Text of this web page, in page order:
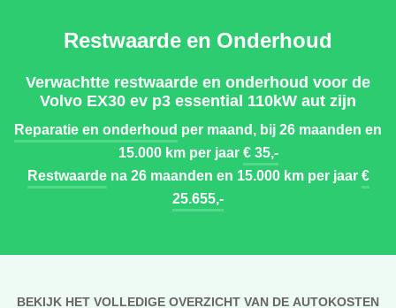
Restwaarde en Onderhoud
Verwachtte restwaarde en onderhoud voor de
Volvo EX30 ev p3 essential 110kW aut zijn
Reparatie en onderhoud per maand, bij 26 maanden en
15.000 km per jaar€ 35,-
Restwaardena 26 maanden en 15.000 km per jaar€
25.655,-
BEKIJK HET VOLLEDIGE OVERZICHT VAN DE AUTOKOSTEN